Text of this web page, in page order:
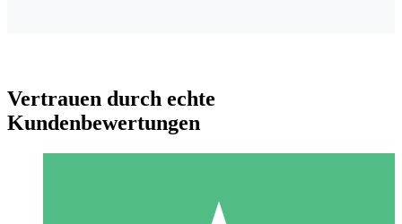
Vertrauen durch echte
Kundenbewertungen